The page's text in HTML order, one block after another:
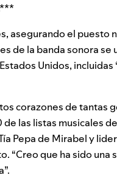
asegurando el puesto
de la banda sonora se
Unidos, incluidas
corazones de tantas
las listas musicales
Pepa de Mirabel y
“Creo que ha sido